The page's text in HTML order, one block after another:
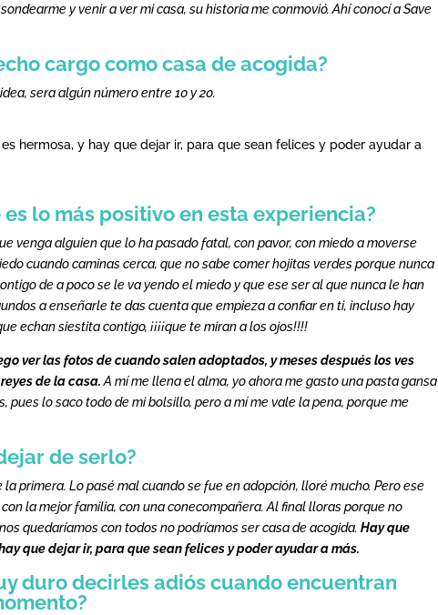
y venir a ver mi casa, su historia me conmovió. Ahí conocí a Save
cargo como casa de acogida?
sera algún número entre 10 y 20.
hermosa, y hay que dejar ir, para que sean felices y poder ayudar a
lo más positivo en esta experiencia?
venga alguien que lo ha pasado fatal, con pavor, con miedo a moverse
cuando caminas cerca, que no sabe comer hojitas verdes porque nunca
de a poco se le va yendo el miedo y que ese ser al que nunca le han
a enseñarle te das cuenta que empieza a confiar en ti, incluso hay
echan siestita contigo, ¡¡¡¡que te miran a los ojos!!!!
ver las fotos de cuando salen adoptados, y meses después los ves
de la casa.A mí me llena el alma, yo ahora me gasto una pasta gansa
pues lo saco todo de mi bolsillo, pero a mí me vale la pena, porque me
de serlo?
primera. Lo pasé mal cuando se fue en adopción, lloré mucho. Pero ese
la mejor familia, con una conecompañera. Al final lloras porque no
quedaríamos con todos no podríamos ser casa de acogida.Hay que
que dejar ir, para que sean felices y poder ayudar a más.
duro decirles adiós cuando encuentran